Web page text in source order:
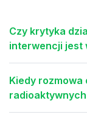
Czy krytyka
interwencji jest
Kiedy